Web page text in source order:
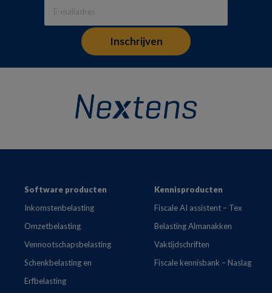
FooterSoftware producten
Inkomstenbelasting
Omzetbelasting
Vennootschapsbelasting
Schenkbelasting en
Erfbelasting
Kennisproducten
Fiscale AI assistent – Tex
Belasting Almanakken
Vaktijdschriften
Fiscale kennisbank – Naslag